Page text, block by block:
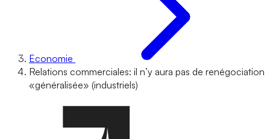
Economie
Relations commerciales: il n’y aura pas de renégociation
«généralisée» (industriels)